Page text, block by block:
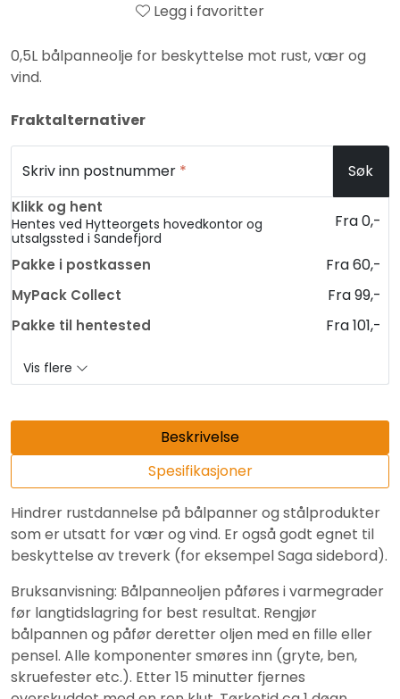
Legg i favoritter
0,5L bålpanneolje for beskyttelse mot rust, vær og
vind.
Fraktalternativer
Skriv inn postnummer * Søk
Klikk og hent
Hentes ved Hytteorgets hovedkontor og
utsalgssted i Sandefjord
Fra 0,-
Pakke i postkassen Fra 60,-
MyPack Collect Fra 99,-
Pakke til hentested Fra 101,-
Vis flere
Beskrivelse
Spesifikasjoner
Hindrer rustdannelse på bålpanner og stålprodukter
som er utsatt for vær og vind. Er også godt egnet til
beskyttelse av treverk (for eksempel Saga sidebord).
Bruksanvisning: Bålpanneoljen påføres i varmegrader
før langtidslagring for best resultat. Rengjør
bålpannen og påfør deretter oljen med en fille eller
pensel. Alle komponenter smøres inn (gryte, ben,
skruefester etc.). Etter 15 minutter fjernes